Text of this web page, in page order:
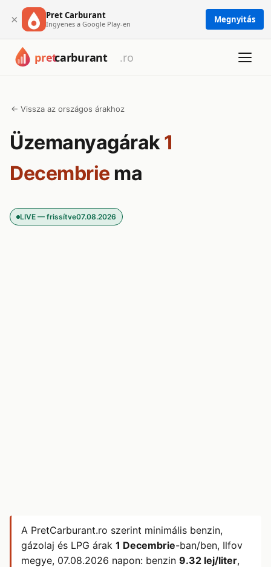
× Pret Carburant
Ingyenes a Google Play-en Megnyitás
← Vissza az országos árakhoz
Üzemanyagárak1
Decembrie ma
LIVE — frissítve07.08.2026
A PretCarburant.ro szerint minimális benzin,
gázolaj és LPG árak 1 Decembrie-ban/ben, Ilfov
megye, 07.08.2026 napon: benzin 9.32 lej/liter,